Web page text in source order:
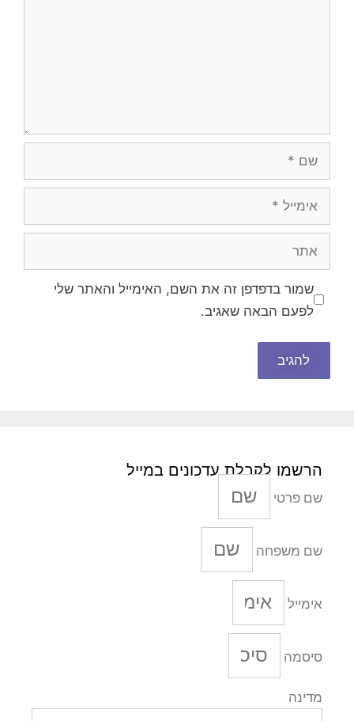
שמור בדפדפן זה את השם, האימייל והאתר שלי
לפעם הבאה שאגיב.
הרשמו לקבלת עדכונים במייל
שם פרטי
שם משפחה
אימייל
סיסמה
מדינה